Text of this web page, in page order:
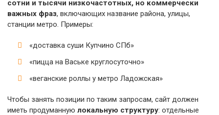
сотни и тысячи низкочастотных, но коммерчески
важных фраз, включающих название района, улицы,
станции метро. Примеры:
«доставка суши Купчино СПб»
«пицца на Ваське круглосуточно»
«веганские роллы у метро Ладожская»
Чтобы занять позиции по таким запросам, сайт должен
иметь продуманную локальную структуру: отдельные